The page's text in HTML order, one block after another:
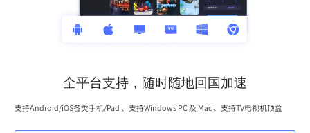
全平台支持，随时随地回国加速
支持Android/iOS各类手机/Pad 、支持Windows PC 及 Mac 、支持TV电视机顶盒